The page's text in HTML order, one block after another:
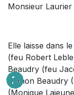
Monsieur Laurier
Elle laisse dans
(feu Robert
Beaudry (feu
Manon Beaudry
(Monique